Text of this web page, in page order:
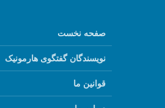
صفحه نخست
نویسندگان گفتگوی هارمونیک
قوانین ما